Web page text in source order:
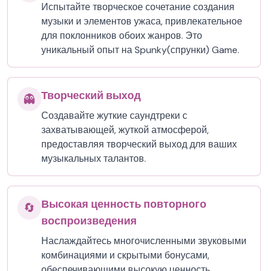
Испытайте творческое сочетание создания
музыки и элементов ужаса, привлекательное
для поклонников обоих жанров. Это
уникальный опыт на Spunky(спрунки) Game.
👻 Творческий выход
Создавайте жуткие саундтреки с
захватывающей, жуткой атмосферой,
предоставляя творческий выход для ваших
музыкальных талантов.
🔄 Высокая ценность повторного
воспроизведения
Наслаждайтесь многочисленными звуковыми
комбинациями и скрытыми бонусами,